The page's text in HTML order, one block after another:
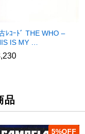
ﾚｺｰﾄﾞ THE WHO –
IS MY …
品
5%